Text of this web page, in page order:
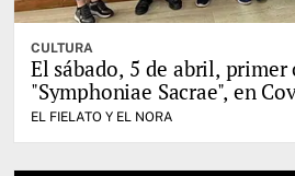
CULTURA
El sábado, 5 de abril,
"Symphoniae Sacrae", en
EL FIELATO Y EL NORA